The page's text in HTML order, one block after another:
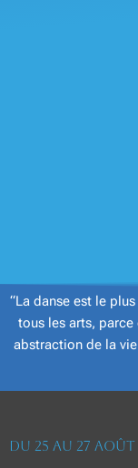
“La danse est le
tous les arts, parce
abstraction de la
Du 25 au 27